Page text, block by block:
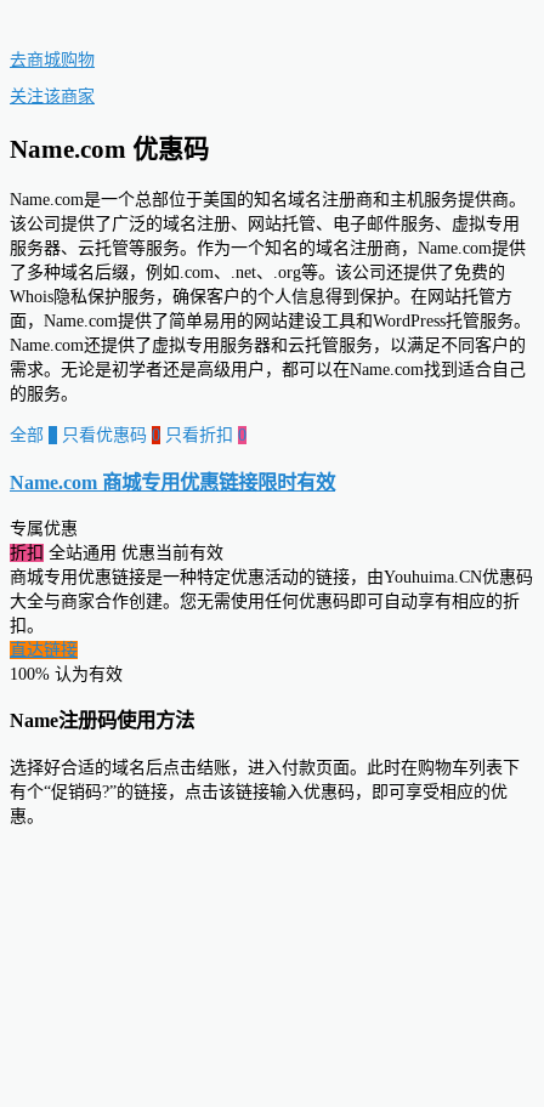
去商城购物
关注该商家
Name.com 优惠码
Name.com是一个总部位于美国的知名域名注册商和主机服务提供商。
该公司提供了广泛的域名注册、网站托管、电子邮件服务、虚拟专用
服务器、云托管等服务。作为一个知名的域名注册商，Name.com提供
了多种域名后缀，例如.com、.net、.org等。该公司还提供了免费的
Whois隐私保护服务，确保客户的个人信息得到保护。在网站托管方
面，Name.com提供了简单易用的网站建设工具和WordPress托管服务。
Name.com还提供了虚拟专用服务器和云托管服务，以满足不同客户的
需求。无论是初学者还是高级用户，都可以在Name.com找到适合自己
的服务。
全部 只看优惠码 0 只看折扣 0
Name.com 商城专用优惠链接限时有效
专属优惠
折扣
全站通用 优惠当前有效
商城专用优惠链接是一种特定优惠活动的链接，由Youhuima.CN优惠码
大全与商家合作创建。您无需使用任何优惠码即可自动享有相应的折
扣。
直达链接
100% 认为有效
Name注册码使用方法
选择好合适的域名后点击结账，进入付款页面。此时在购物车列表下
有个“促销码?”的链接，点击该链接输入优惠码，即可享受相应的优
惠。